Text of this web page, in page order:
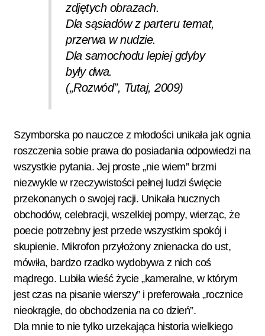
zdjętych obrazach.
Dla sąsiadów z parteru temat,
przerwa w nudzie.
Dla samochodu lepiej gdyby
były dwa.
(„Rozwód”, Tutaj, 2009)
Szymborska po nauczce z młodości unikała jak ognia
roszczenia sobie prawa do posiadania odpowiedzi na
wszystkie pytania. Jej proste „nie wiem” brzmi
niezwykle w rzeczywistości pełnej ludzi święcie
przekonanych o swojej racji. Unikała hucznych
obchodów, celebracji, wszelkiej pompy, wierząc, że
poecie potrzebny jest przede wszystkim spokój i
skupienie. Mikrofon przyłożony znienacka do ust,
mówiła, bardzo rzadko wydobywa z nich coś
mądrego. Lubiła wieść życie „kameralne, w którym
jest czas na pisanie wierszy” i preferowała „rocznice
nieokrągłe, do obchodzenia na co dzień”.
Dla mnie to nie tylko urzekająca historia wielkiego